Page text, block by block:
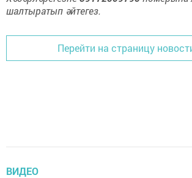
шалтыратып әйтегез.
Перейти на страницу
ВИДЕО